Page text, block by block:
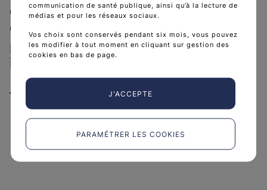
CHIMIOTHERAPIES ORALES
CONVENTIONNELLES : informer,
prévenir et gérer leurs effets
indésirables
Télécharger Télécharger Référentiel effets
communication de santé publique, ainsi qu’à la lecture de
médias et pour les réseaux sociaux.
Vos choix sont conservés pendant six mois, vous pouvez
les modifier à tout moment en cliquant sur gestion des
cookies en bas de page.
J'ACCEPTE
PARAMÉTRER LES COOKIES